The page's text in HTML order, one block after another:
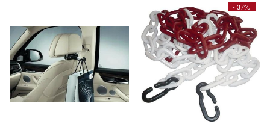
- 37%